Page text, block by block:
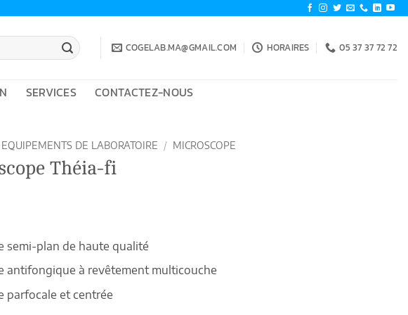
COGELAB.MA@GMAIL.COM HORAIRES 05 37 37 72 72
SERVICES CONTACTEZ-NOUS
EQUIPEMENTS DE LABORATOIRE / MICROSCOPE
Théia-fi
semi-plan de haute qualité
antifongique à revêtement multicouche
parfocale et centrée